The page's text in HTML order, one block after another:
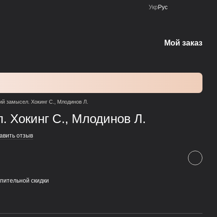
Укр Рус
Мой заказ
замысел. Хокинг С., Млодинов Л.
Хокинг С., Млодинов Л.
отзыв
скидки